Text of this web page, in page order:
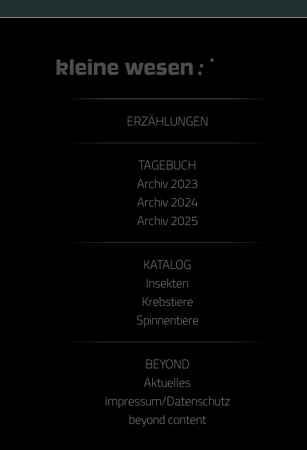
ERZÄHLUNGEN
TAGEBUCH
Archiv 2023
Archiv 2024
Archiv 2025
KATALOG
Insekten
Krebstiere
Spinnentiere
BEYOND
Aktuelles
Impressum/Datenschutz
beyond content